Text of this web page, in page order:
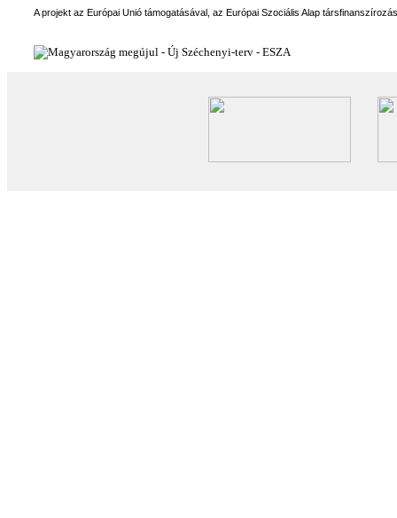
A projekt az Európai Unió támogatásával, az Európai Szociális Alap